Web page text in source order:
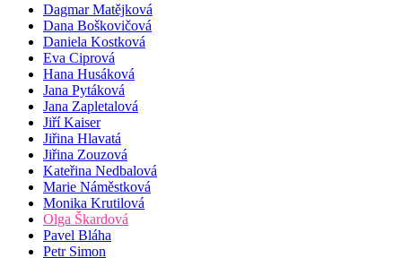
Dagmar Matějková
Dana Boškovičová
Daniela Kostková
Eva Ciprová
Hana Husáková
Jana Pytáková
Jana Zapletalová
Jiří Kaiser
Jiřina Hlavatá
Jiřina Zouzová
Kateřina Nedbalová
Marie Náměstková
Monika Krutilová
Olga Škardová
Pavel Bláha
Petr Simon